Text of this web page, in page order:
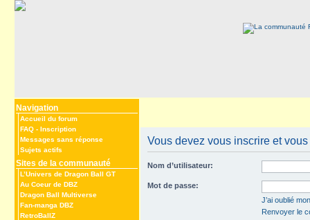
Navigation
Accueil du forum
FAQ - Inscription
Messages sans réponse
Sujets actifs
Sites de la communauté
L’Univers de Dragon Ball GT
Au Coeur de DBZ
Dragon Ball Multiverse
Fan-manga DBZ
RetroBallZ
Vous devez vous inscrire et
Nom d’utilisateur:
Mot de passe:
J’ai oublié
Renvoyer le